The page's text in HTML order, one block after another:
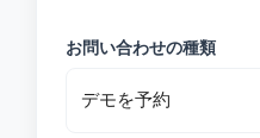
お問い合わせの種類